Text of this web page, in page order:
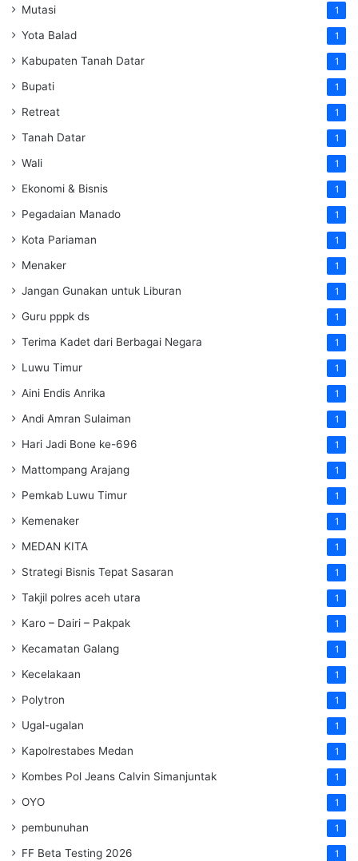
Mutasi 1
Yota Balad 1
Kabupaten Tanah Datar 1
Bupati 1
Retreat 1
Tanah Datar 1
Wali 1
Ekonomi & Bisnis 1
Pegadaian Manado 1
Kota Pariaman 1
Menaker 1
Jangan Gunakan untuk Liburan 1
Guru pppk ds 1
Terima Kadet dari Berbagai Negara 1
Luwu Timur 1
Aini Endis Anrika 1
Andi Amran Sulaiman 1
Hari Jadi Bone ke-696 1
Mattompang Arajang 1
Pemkab Luwu Timur 1
Kemenaker 1
MEDAN KITA 1
Strategi Bisnis Tepat Sasaran 1
Takjil polres aceh utara 1
Karo – Dairi – Pakpak 1
Kecamatan Galang 1
Kecelakaan 1
Polytron 1
Ugal-ugalan 1
Kapolrestabes Medan 1
Kombes Pol Jeans Calvin Simanjuntak 1
OYO 1
pembunuhan 1
FF Beta Testing 2026 1